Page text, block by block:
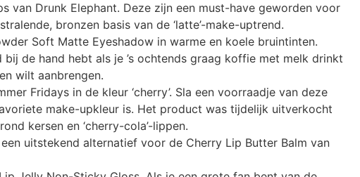
van Drunk Elephant. Deze zijn een must-have geworden voor
bronzen basis van de ‘latte’-make-uptrend.
Soft Matte Eyeshadow in warme en koele bruintinten.
de hand hebt als je ’s ochtends graag koffie met melk drinkt
wilt aanbrengen.
Fridays in de kleur ‘cherry’. Sla een voorraadje van deze
make-upkleur is. Het product was tijdelijk uitverkocht
kersen en ‘cherry-cola’-lippen.
uitstekend alternatief voor de Cherry Lip Butter Balm van